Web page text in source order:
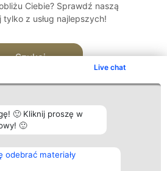
Live chat
🙂 Kliknij proszę w
🙂
odebrać materiały
Ciebie? Sprawdź naszą
z usług najlepszych!
Szukaj
Plebiscyt
Laureaci
Kontakt
Kontakt